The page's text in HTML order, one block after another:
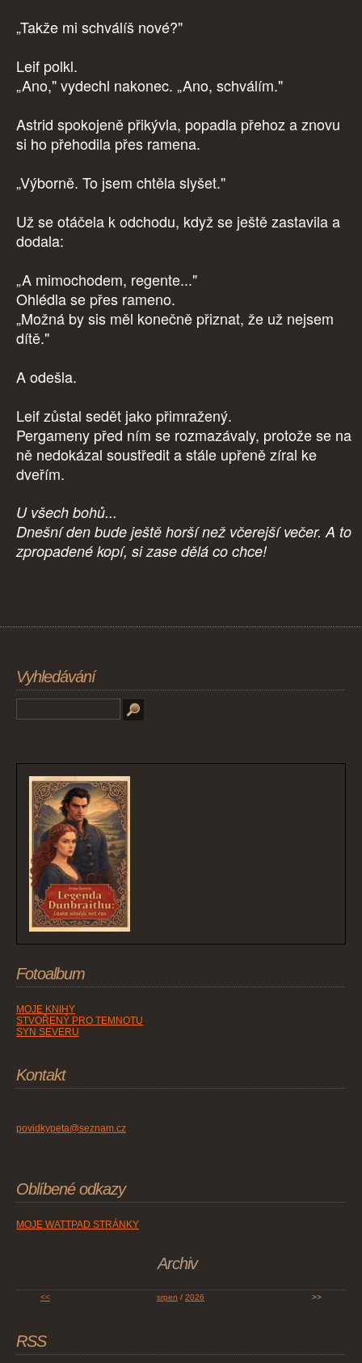
„Takže mi schválíš nové?"
Leif polkl.
„Ano," vydechl nakonec. „Ano, schválím."
Astrid spokojeně přikývla, popadla přehoz a znovu
si ho přehodila přes ramena.
„Výborně. To jsem chtěla slyšet."
Už se otáčela k odchodu, když se ještě zastavila a
dodala:
„A mimochodem, regente..."
Ohlédla se přes rameno.
„Možná by sis měl konečně přiznat, že už nejsem
dítě."
A odešla.
Leif zůstal sedět jako přimražený.
Pergameny před ním se rozmazávaly, protože se na
ně nedokázal soustředit a stále upřeně zíral ke
dveřím.
U všech bohů...
Dnešní den bude ještě horší než včerejší večer. A to
zpropadené kopí, si zase dělá co chce!
Vyhledávání
Fotoalbum
MOJE KNIHY
STVOŘENÝ PRO TEMNOTU
SYN SEVERU
Kontakt
povidkypeta@seznam.cz
Oblíbené odkazy
MOJE WATTPAD STRÁNKY
Archiv
<< srpen / 2026 >>
RSS